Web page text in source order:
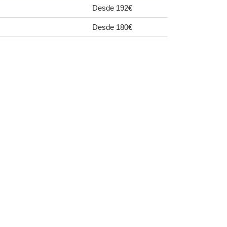
Desde 192€
Desde 180€